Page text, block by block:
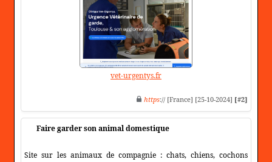
vet-urgentys.fr
https:// [France] [25-10-2024] [#2]
Faire garder son animal domestique
Site sur les animaux de compagnie : chats, chiens, cochons